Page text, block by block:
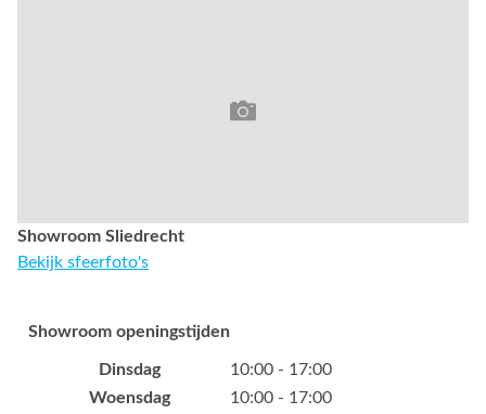
Showroom Sliedrecht
Bekijk sfeerfoto's
Showroom openingstijden
Dinsdag
10:00 - 17:00
Woensdag
10:00 - 17:00